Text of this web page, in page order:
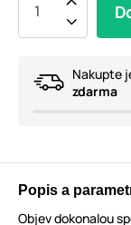
Nakupte
zdarma
Popis a
Objev dokonalou